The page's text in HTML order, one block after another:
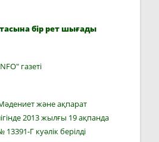
бір рет шығады
газеті
және ақпарат
2013 жылғы 19 ақпанда
13391-Г куәлік берілді